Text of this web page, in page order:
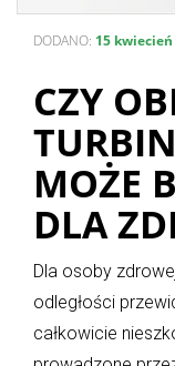
DODANO: 15 kwiecień
CZY
MOŻE
DLA
Dla osoby
odległości
całkowicie